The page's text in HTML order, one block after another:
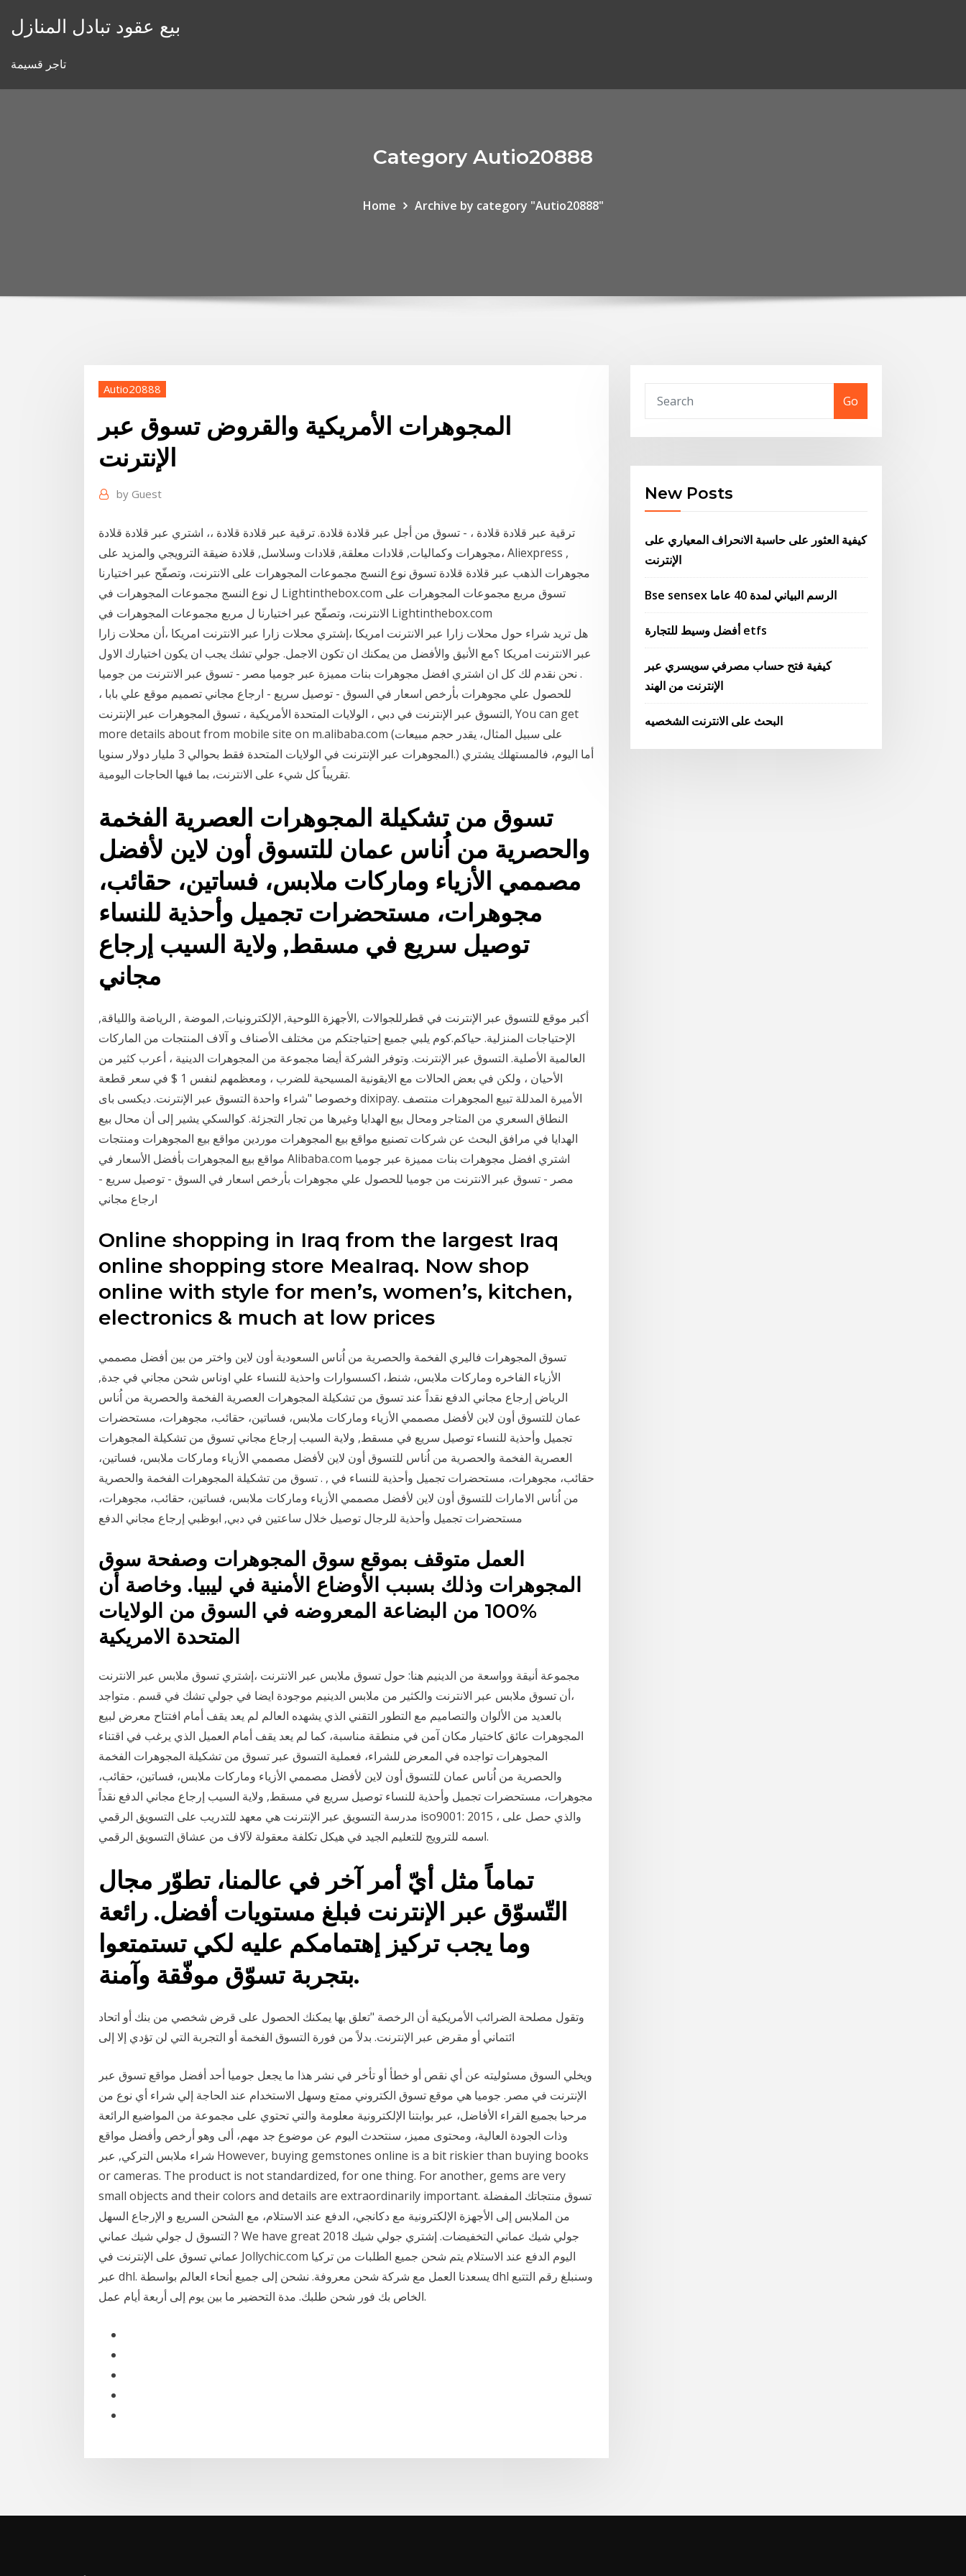
بيع عقود تبادل المنازل
تاجر قسيمة
Category Autio20888
Home Archive by category "Autio20888"
Autio20888
المجوهرات الأمريكية والقروض تسوق عبر
الإنترنت
by Guest
ترقية عبر قلادة قلادة ، - تسوق من أجل عبر قلادة قلادة. ترقية عبر قلادة قلادة ،، اشتري عبر قلادة قلادة
،مجوهرات وكماليات, قلادات معلقة, قلادات وسلاسل, قلادة ضيقة الترويجي والمزيد على Aliexpress ,
مجوهرات الذهب عبر قلادة قلادة تسوق نوع النسج مجموعات المجوهرات على الانترنت، وتصفّح عبر اختيارنا
ل نوع النسج مجموعات المجوهرات في Lightinthebox.com تسوق مربع مجموعات المجوهرات على
الانترنت، وتصفّح عبر اختيارنا ل مربع مجموعات المجوهرات في Lightinthebox.com
هل تريد شراء حول محلات زارا عبر الانترنت امريكا ،إشتري محلات زارا عبر الانترنت امريكا ،أن محلات زارا
عبر الانترنت امريكا ؟مع الأنيق والأفضل من يمكنك ان تكون الاجمل. جولي تشك يجب ان يكون اختيارك الاول
. نحن نقدم لك كل ان اشتري افضل مجوهرات بنات مميزة عبر جوميا مصر - تسوق عبر الانترنت من جوميا
للحصول علي مجوهرات بأرخص اسعار في السوق - توصيل سريع - ارجاع مجاني تصميم موقع علي بابا ،
التسوق عبر الإنترنت في دبي ، الولايات المتحدة الأمريكية ، تسوق المجوهرات عبر الإنترنت, You can get
more details about from mobile site on m.alibaba.com (على سبيل المثال، يقدر حجم مبيعات
المجوهرات عبر الإنترنت في الولايات المتحدة فقط بحوالي 3 مليار دولار سنويا.) أما اليوم، فالمستهلك يشتري
تقريباً كل شيء على الانترنت، بما فيها الحاجات اليومية.
تسوق من تشكيلة المجوهرات العصرية الفخمة
والحصرية من اُناس عمان للتسوق أون لاين لأفضل
مصممي الأزياء وماركات ملابس، فساتين، حقائب،
مجوهرات، مستحضرات تجميل وأحذية للنساء
توصيل سريع في مسقط, ولاية السيب إرجاع
مجاني
أكبر موقع للتسوق عبر الإنترنت في قطرللجوالات ,الأجهزة اللوحية, الإلكترونيات, الموضة , الرياضة واللياقة,
الإحتياجات المنزلية. حياكم.كوم يلبي جميع إحتياجتكم من مختلف الأصناف و آلاف المنتجات من الماركات
العالمية الأصلية. التسوق عبر الإنترنت. وتوفر الشركة أيضا مجموعة من المجوهرات الدينية ، أعرب كثير من
الأحيان ، ولكن في بعض الحالات مع الايقونية المسيحية للضرب ، ومعظمهم لنفس 1 $ في سعر قطعة
وخصوصا "شراء واحدة التسوق عبر الإنترنت. ديكسى باى dixipay. الأميرة المدللة تبيع المجوهرات منتصف
النطاق السعري من المتاجر ومحال بيع الهدايا وغيرها من تجار التجزئة. كوالسكي يشير إلى أن محال بيع
الهدايا في مرافق البحث عن شركات تصنيع مواقع بيع المجوهرات موردين مواقع بيع المجوهرات ومنتجات
مواقع بيع المجوهرات بأفضل الأسعار في Alibaba.com اشتري افضل مجوهرات بنات مميزة عبر جوميا
مصر - تسوق عبر الانترنت من جوميا للحصول علي مجوهرات بأرخص اسعار في السوق - توصيل سريع -
ارجاع مجاني
Online shopping in Iraq from the largest Iraq
online shopping store MeaIraq. Now shop
online with style for men’s, women’s, kitchen,
electronics & much at low prices
تسوق المجوهرات فاليري الفخمة والحصرية من اُناس السعودية أون لاين واختر من بين أفضل مصممي
الأزياء الفاخره وماركات ملابس، شنط، اكسسوارات واحذية للنساء علي اوناس شحن مجاني في جدة,
الرياض إرجاع مجاني الدفع نقداً عند تسوق من تشكيلة المجوهرات العصرية الفخمة والحصرية من اُناس
عمان للتسوق أون لاين لأفضل مصممي الأزياء وماركات ملابس، فساتين، حقائب، مجوهرات، مستحضرات
تجميل وأحذية للنساء توصيل سريع في مسقط, ولاية السيب إرجاع مجاني تسوق من تشكيلة المجوهرات
العصرية الفخمة والحصرية من اُناس للتسوق أون لاين لأفضل مصممي الأزياء وماركات ملابس، فساتين،
حقائب، مجوهرات، مستحضرات تجميل وأحذية للنساء في , . تسوق من تشكيلة المجوهرات الفخمة والحصرية
من اُناس الامارات للتسوق أون لاين لأفضل مصممي الأزياء وماركات ملابس، فساتين، حقائب، مجوهرات،
مستحضرات تجميل وأحذية للرجال توصيل خلال ساعتين في دبي, ابوظبي إرجاع مجاني الدفع
العمل متوقف بموقع سوق المجوهرات وصفحة سوق
المجوهرات وذلك بسبب الأوضاع الأمنية في ليبيا. وخاصة أن
%100 من البضاعة المعروضه في السوق من الولايات
المتحدة الامريكية
مجموعة أنيقة وواسعة من الدينيم هنا: حول تسوق ملابس عبر الانترنت ،إشتري تسوق ملابس عبر الانترنت
،أن تسوق ملابس عبر الانترنت والكثير من ملابس الدينيم موجودة ايضا في جولي تشك في قسم . متواجد
بالعديد من الألوان والتصاميم مع التطور التقني الذي يشهده العالم لم يعد يقف أمام افتتاح معرض لبيع
المجوهرات عائق كاختيار مكان آمن في منطقة مناسبة، كما لم يعد يقف أمام العميل الذي يرغب في اقتناء
المجوهرات تواجده في المعرض للشراء، فعملية التسوق عبر تسوق من تشكيلة المجوهرات الفخمة
والحصرية من اُناس عمان للتسوق أون لاين لأفضل مصممي الأزياء وماركات ملابس، فساتين، حقائب،
مجوهرات، مستحضرات تجميل وأحذية للنساء توصيل سريع في مسقط, ولاية السيب إرجاع مجاني الدفع نقداً
مدرسة التسويق عبر الإنترنت هي معهد للتدريب على التسويق الرقمي iso9001: 2015 ، والذي حصل على
اسمه للترويج للتعليم الجيد في هيكل تكلفة معقولة لآلاف من عشاق التسويق الرقمي.
تماماً مثل أيّ أمر آخر في عالمنا، تطوّر مجال
التّسوّق عبر الإنترنت فبلغ مستويات أفضل. رائعة
وما يجب تركيز إهتمامكم عليه لكي تستمتعوا
بتجربة تسوّق موفّقة وآمنة.
وتقول مصلحة الضرائب الأمريكية أن الرخصة "تعلق بها يمكنك الحصول على قرض شخصي من بنك أو اتحاد
ائتماني أو مقرض عبر الإنترنت. بدلاً من فورة التسوق الفخمة أو التجربة التي لن تؤدي إلا إلى
ويخلي السوق مسئوليته عن أي نقص أو خطأ أو تأخر في نشر هذا ما يجعل جوميا أحد أفضل مواقع تسوق عبر
الإنترنت في مصر. جوميا هي موقع تسوق الكتروني ممتع وسهل الاستخدام عند الحاجة إلي شراء أي نوع من
مرحبا بجميع القراء الأفاضل، عبر بوابتنا الإلكترونية معلومة والتي تحتوي على مجموعة من المواضيع الرائعة
وذات الجودة العالية، ومحتوى مميز، سنتحدث اليوم عن موضوع جد مهم، ألى وهو أرخص وأفضل مواقع
شراء ملابس التركي, عبر However, buying gemstones online is a bit riskier than buying books
or cameras. The product is not standardized, for one thing. For another, gems are very
small objects and their colors and details are extraordinarily important. تسوق منتجاتك المفضلة
من الملابس إلى الأجهزة الإلكترونية مع دكانجي، الدفع عند الاستلام، مع الشحن السريع و الإرجاع السهل
التسوق ل جولي شيك عماني ? We have great 2018 جولي شيك عماني التخفيضات. إشتري جولي شيك
عماني تسوق على الإنترنت في Jollychic.com اليوم الدفع عند الاستلام يتم شحن جميع الطلبات من تركيا
عبر dhl. يسعدنا العمل مع شركة شحن معروفة. نشحن إلى جميع أنحاء العالم بواسطة dhl وسنبلغ رقم التتبع
الخاص بك فور شحن طلبك. مدة التحضير ما بين يوم إلى أربعة أيام عمل.
Go
New Posts
كيفية العثور على حاسبة الانحراف المعياري على
الإنترنت
Bse sensex الرسم البياني لمدة 40 عاما
أفضل وسيط للتجارة etfs
كيفية فتح حساب مصرفي سويسري عبر
الإنترنت من الهند
البحث على الانترنت الشخصيه